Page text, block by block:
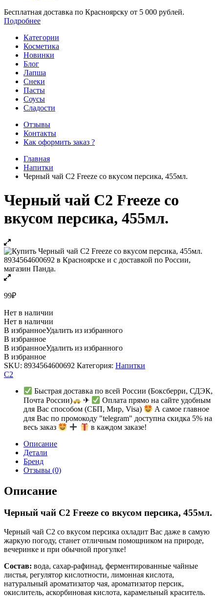
Бесплатная доставка по Красноярску от 5 000 рублей.
Подробнее
Категории
Косметика
Новинки
Блог
Лапша
Снеки
Пасты
Соусы
Сладости
Отзывы
Контакты
Как оформить заказ ?
Главная
Напитки
Черный чай C2 Freeze со вкусом персика, 455мл.
Черный чай C2 Freeze со
вкусом персика, 455мл.
99₽
Нет в наличии
Нет в наличии
В избранноеУдалить из избранного
В избранное
В избранноеУдалить из избранного
В избранное
SKU: 8934564600692 Категория: Напитки
C2
Быстрая доставка по всей России (Боксберри, СДЭК,
Почта России)
✈
Оплата прямо на сайте удобным
для Вас способом (СБП, Мир, Visa)
А самое главное
для Вас по промокоду "telegram" доступна скидка 5% на
весь заказ
в каждом заказе!
Описание
Детали
Бренд
Отзывы (0)
Описание
Черный чай C2 Freeze со вкусом персика, 455мл.
Черный чай С2 со вкусом персика охладит Вас даже в самую
жаркую погоду, станет отличным помощником на природе,
вечеринке и при обычной прогулке!
Состав: вода, сахар-рафинад, ферментированные чайные
листья, регулятор кислотности, лимонная кислота,
натуральный ароматизатор чая, ароматизатор персик,
окислитель, аскорбиновая кислота, карамельный краситель.